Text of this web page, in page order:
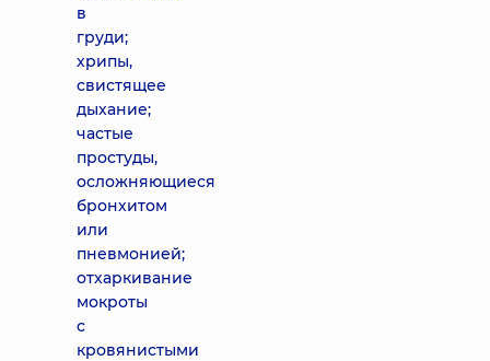
в
груди;
хрипы,
свистящее
дыхание;
частые
простуды,
осложняющиеся
бронхитом
или
пневмонией;
отхаркивание
мокроты
с
кровянистыми